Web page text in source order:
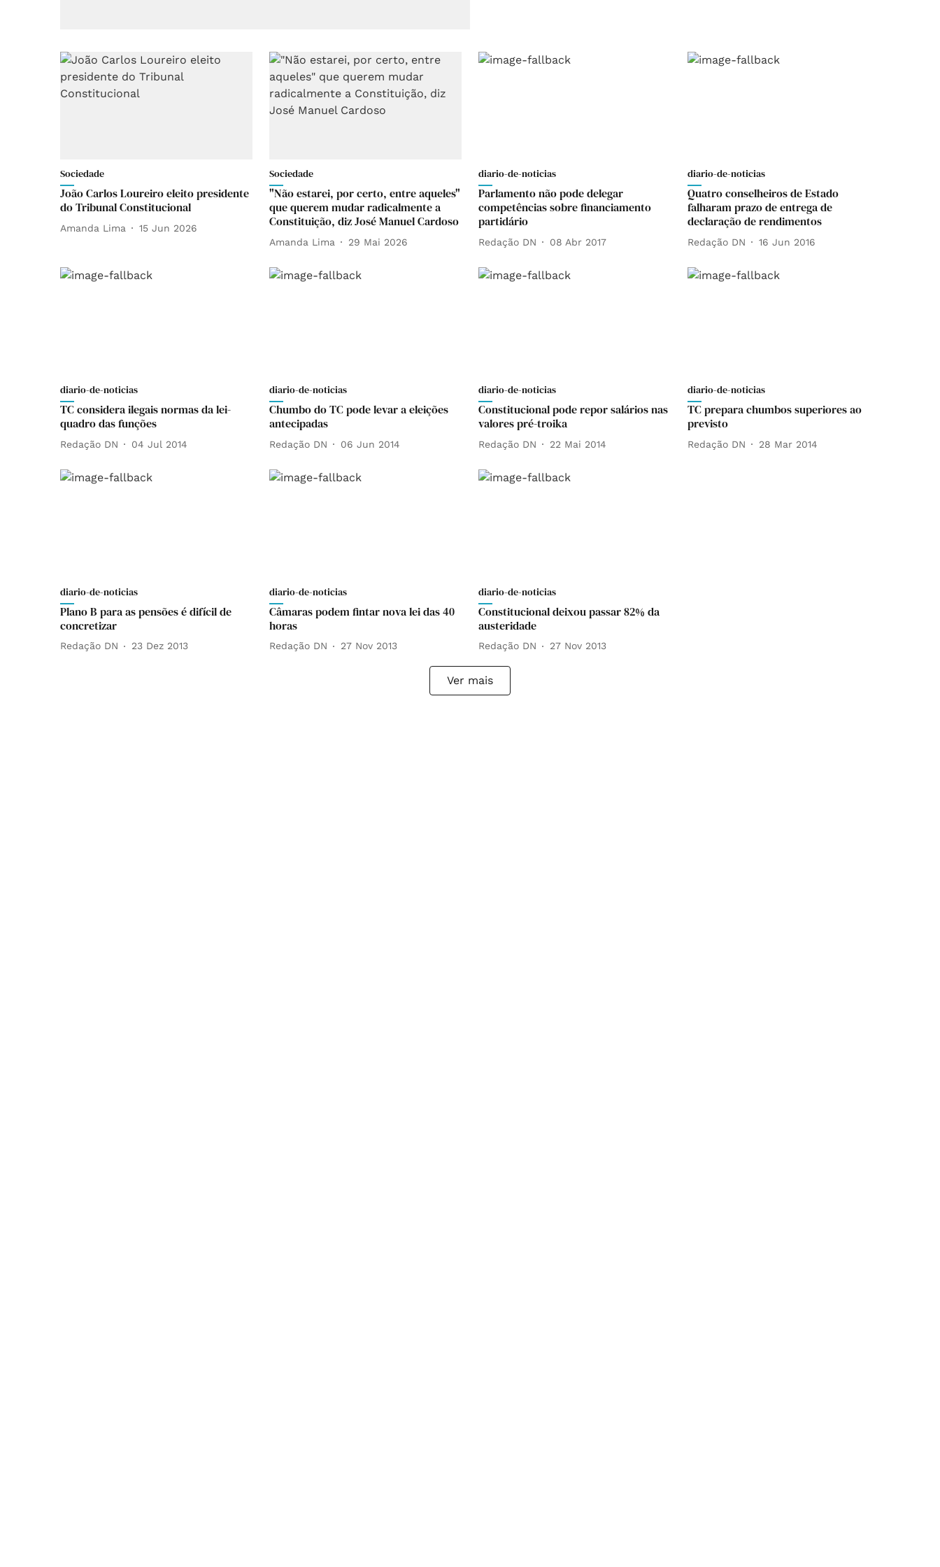
Sociedade
João Carlos Loureiro eleito presidente
do Tribunal Constitucional
Amanda Lima 15 Jun 2026
Sociedade
"Não estarei, por certo, entre aqueles"
que querem mudar radicalmente a
Constituição, diz José Manuel Cardoso
Amanda Lima 29 Mai 2026
diario-de-noticias
Parlamento não pode delegar
competências sobre financiamento
partidário
Redação DN 08 Abr 2017
diario-de-noticias
Quatro conselheiros de Estado
falharam prazo de entrega de
declaração de rendimentos
Redação DN 16 Jun 2016
diario-de-noticias
TC considera ilegais normas da lei-
quadro das funções
Redação DN 04 Jul 2014
diario-de-noticias
Chumbo do TC pode levar a eleições
antecipadas
Redação DN 06 Jun 2014
diario-de-noticias
Constitucional pode repor salários nas
valores pré-troika
Redação DN 22 Mai 2014
diario-de-noticias
TC prepara chumbos superiores ao
previsto
Redação DN 28 Mar 2014
diario-de-noticias
Plano B para as pensões é difícil de
concretizar
Redação DN 23 Dez 2013
diario-de-noticias
Câmaras podem fintar nova lei das 40
horas
Redação DN 27 Nov 2013
diario-de-noticias
Constitucional deixou passar 82% da
austeridade
Redação DN 27 Nov 2013
Ver mais